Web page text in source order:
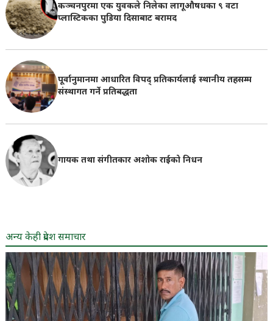
कञ्चनपुरमा एक युवकले निलेका लागूऔषधका ९ वटा
प्लास्टिकका पुडिया दिसाबाट बरामद
पूर्वानुमानमा आधारित विपद् प्रतिकार्यलाई स्थानीय तहसम्म
संस्थागत गर्ने प्रतिबद्धता
गायक तथा संगीतकार अशोक राईको निधन
अन्य केही प्रदेश समाचार